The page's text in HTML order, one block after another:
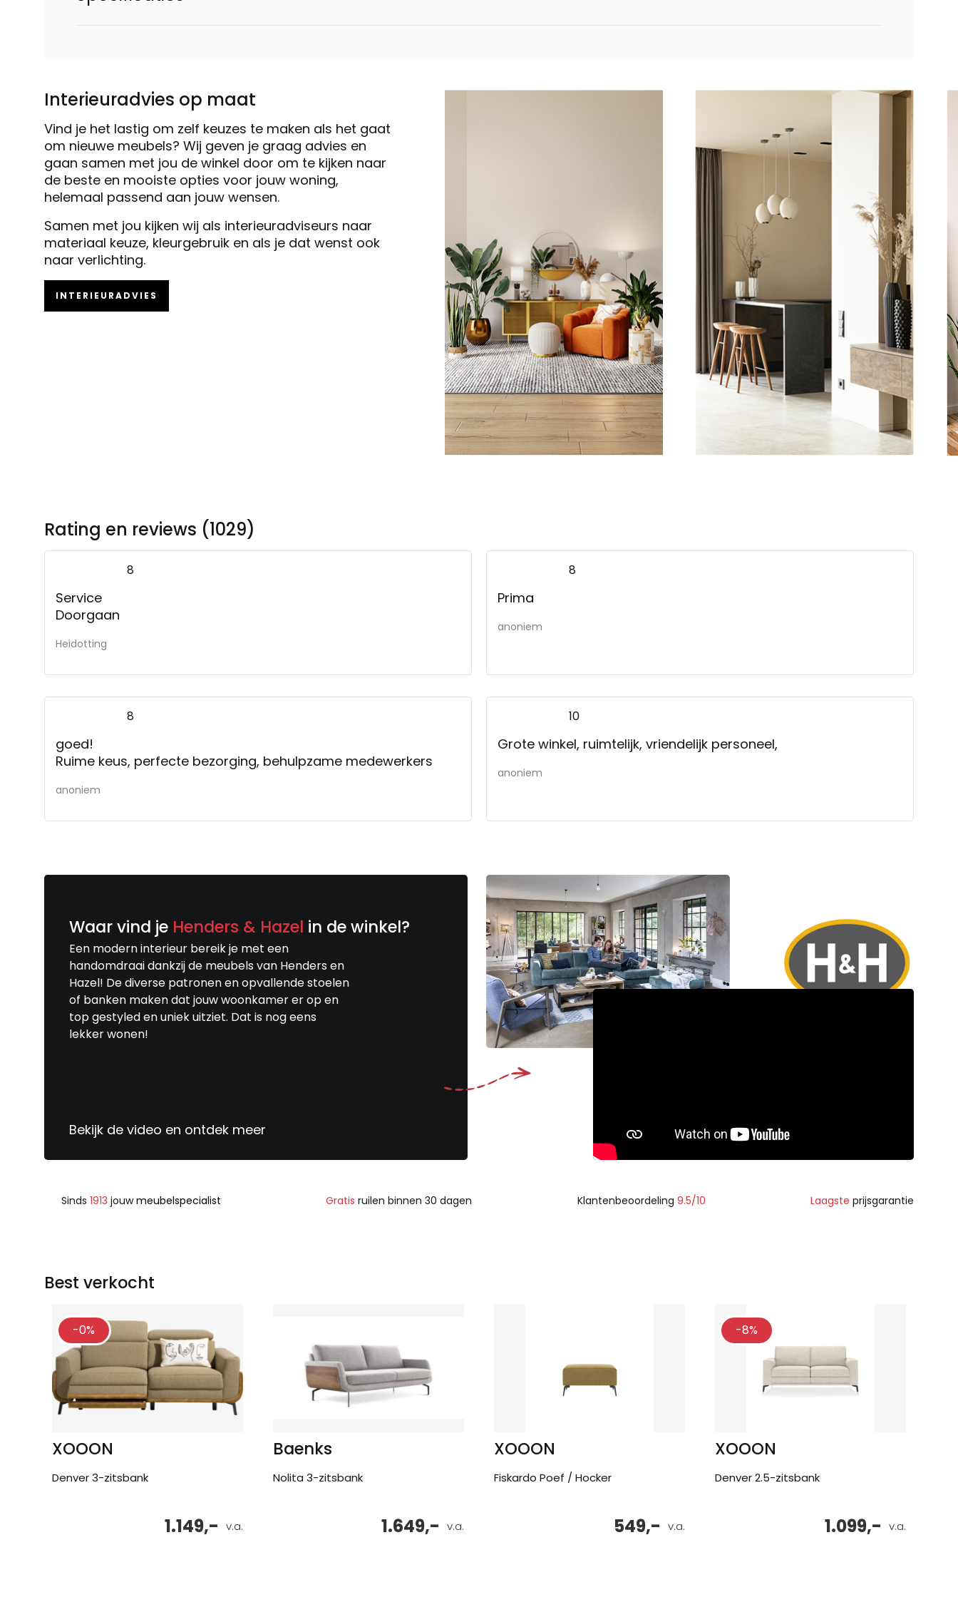
Belluno, hoekbank rechts - stof Derby
Belluno, hoekbank links - stof Derby
Belluno, 3-zits - flex rug
Belluno, 3-zits - fix rug
Belluno, 2.5-zits - fix rug
Interieuradvies op maat
Vind je het lastig om zelf keuzes te maken als het gaat
om nieuwe meubels? Wij geven je graag advies en
gaan samen met jou de winkel door om te kijken naar
de beste en mooiste opties voor jouw woning,
helemaal passend aan jouw wensen.
Samen met jou kijken wij als interieuradviseurs naar
materiaal keuze, kleurgebruik en als je dat wenst ook
naar verlichting.
INTERIEURADVIES
Rating en reviews (1029)
8
Service
Doorgaan
Heidotting
8
Prima
anoniem
8
goed!
Ruime keus, perfecte bezorging, behulpzame medewerkers
anoniem
10
Grote winkel, ruimtelijk, vriendelijk personeel,
anoniem
Waar vind je Henders & Hazel in de winkel?
Een modern interieur bereik je met een
handomdraai dankzij de meubels van Henders en
Hazel! De diverse patronen en opvallende stoelen
of banken maken dat jouw woonkamer er op en
top gestyled en uniek uitziet. Dat is nog eens
lekker wonen!
Bekijk de video en ontdek meer
Sinds 1913 jouwmeubelspecialist Gratis ruilen binnen 30 dagen Klantenbeoordeling 9.5/10 Laagste prijsgarantie
Best verkocht
-0%
XOOON
Denver 3-zitsbank
v.a.
1.149,-
Baenks
Nolita 3-zitsbank
v.a.
1.649,-
XOOON
Fiskardo Poef / Hocker
v.a.
549,-
-8%
XOOON
Denver 2.5-zitsbank
v.a.
1.099,-